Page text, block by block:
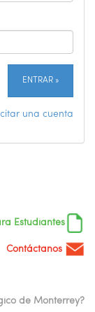
ENTRAR »
una cuenta
Estudiantes
Contáctanos
de Monterrey?